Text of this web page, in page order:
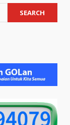
SEARCH